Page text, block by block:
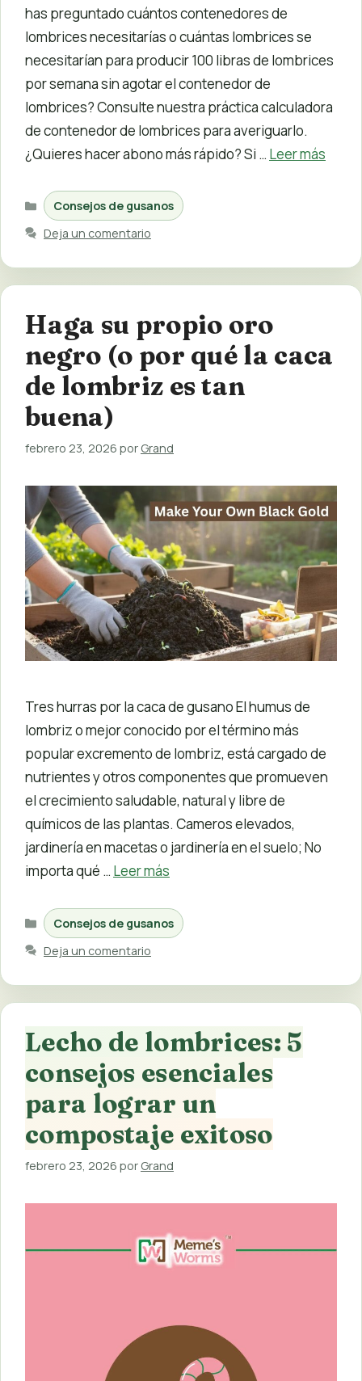
has preguntado cuántos contenedores de
lombrices necesitarías o cuántas lombrices se
necesitarían para producir 100 libras de lombrices
por semana sin agotar el contenedor de
lombrices? Consulte nuestra práctica calculadora
de contenedor de lombrices para averiguarlo.
¿Quieres hacer abono más rápido? Si … Leer más
Categorías
Consejos de gusanos
Deja un comentario
Haga su propio oro
negro (o por qué la caca
de lombriz es tan
buena)
febrero 23, 2026 por Grand
Tres hurras por la caca de gusano El humus de
lombriz o mejor conocido por el término más
popular excremento de lombriz, está cargado de
nutrientes y otros componentes que promueven
el crecimiento saludable, natural y libre de
químicos de las plantas. Cameros elevados,
jardinería en macetas o jardinería en el suelo; No
importa qué … Leer más
Categorías
Consejos de gusanos
Deja un comentario
Lecho de lombrices: 5
consejos esenciales
para lograr un
compostaje exitoso
febrero 23, 2026 por Grand